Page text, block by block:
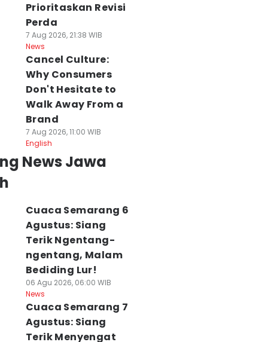
Prioritaskan Revisi
Perda
7 Aug 2026, 21:38 WIB
News
Cancel Culture:
Why Consumers
Don't Hesitate to
Walk Away From a
Brand
7 Aug 2026, 11:00 WIB
English
News Jawa
Cuaca Semarang 6
Agustus: Siang
Terik Ngentang-
ngentang, Malam
Bediding Lur!
06 Agu 2026, 06:00 WIB
News
Cuaca Semarang 7
Agustus: Siang
Terik Menyengat